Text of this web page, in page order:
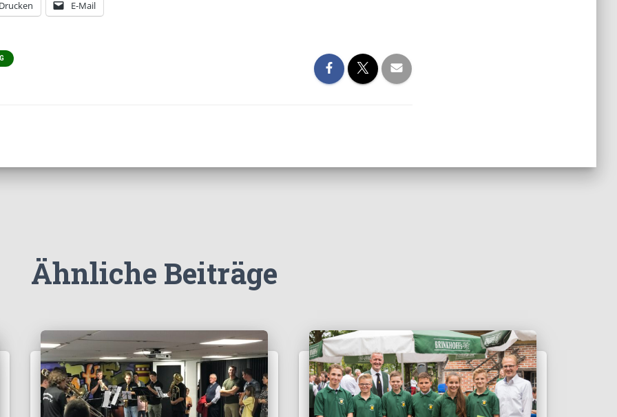
E-Mail
Ähnliche Beiträge